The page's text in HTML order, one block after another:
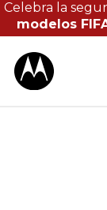
Celebra la
modelos